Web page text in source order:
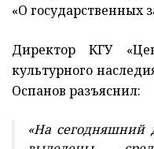
«О государственных
Директор КГУ
культурного
Оспанов разъяснил:
«На сегодняшний